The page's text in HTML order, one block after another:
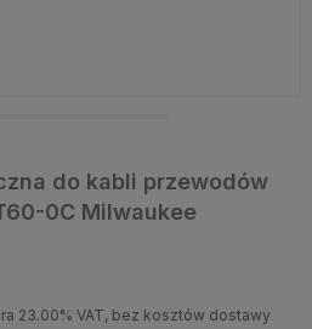
do kabli przewodów
0C Milwaukee
23.00% VAT, bez kosztów dostawy